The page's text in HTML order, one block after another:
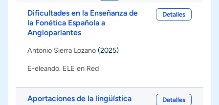
Dificultades en la Enseñanza de
la Fonética Española a
Angloparlantes
Antonio Sierra Lozano (2025)
E-eleando. ELE en Red
Detalles
Aportaciones de la lingüística
Detalles